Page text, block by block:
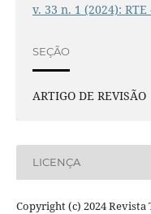
v. 33 n. 1 (2024):
SEÇÃO
ARTIGO DE REVISÃO
LICENÇA
Copyright (c) 2024 Revista